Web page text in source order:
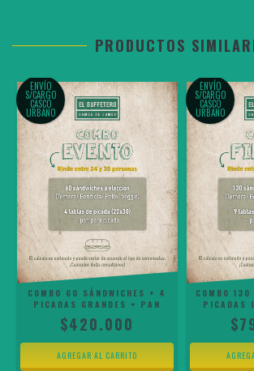
PRODUCTOS
ENVÍO
S/CARGO
CASCO
URBANO
COMBO 60 SÁNDWICHES + 4
PICADAS GRANDES + PAN
$420.000
ENVÍO
S/CARGO
CASCO
URBANO
COMBO
PICADAS